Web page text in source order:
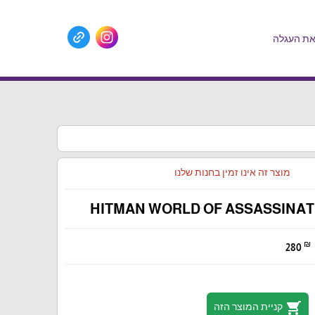
את העגלה
מוצר זה אינו זמין בחנות שלנו
HITMAN WORLD OF
280 ₪
shopping_cart קניית המוצר הזה